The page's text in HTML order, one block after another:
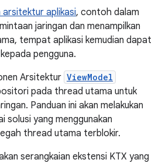
arsitektur aplikasi, contoh dalam
jaringan dan menampilkan
tempat aplikasi kemudian dapat
pengguna.
Arsitektur ViewModel
pada thread utama untuk
Panduan ini akan melakukan
solusi yang menggunakan
thread utama terblokir.
serangkaian ekstensi KTX yang